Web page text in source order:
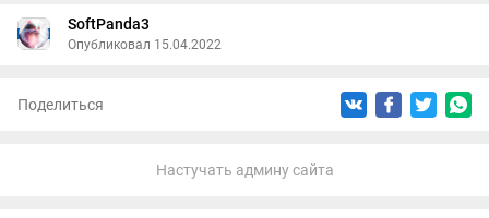
SoftPanda3
Опубликовал 15.04.2022
Поделиться
Настучать админу сайта